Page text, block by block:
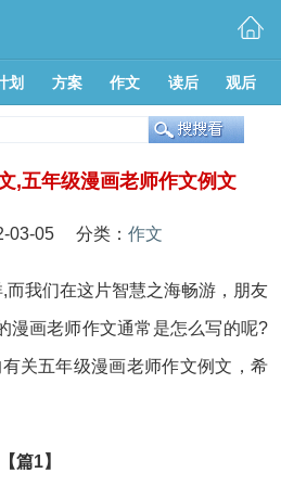
划 方案 作文 读后 观后
,五年级漫画老师作文例文
03-05 分类： 作文
而我们在这片智慧之海畅游，朋友
漫画老师作文通常是怎么写的呢?
关五年级漫画老师作文例文，希
篇1】